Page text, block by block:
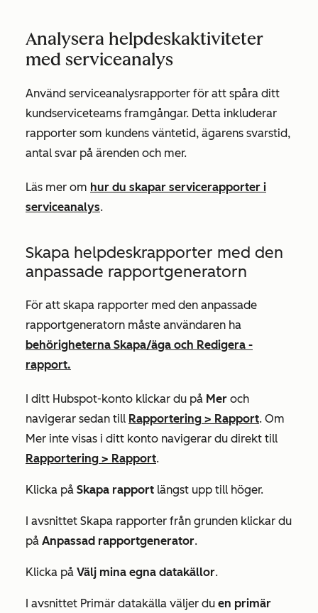
Analysera helpdeskaktiviteter
med serviceanalys
Använd serviceanalysrapporter för att spåra ditt
kundserviceteams framgångar. Detta inkluderar
rapporter som kundens väntetid, ägarens svarstid,
antal svar på ärenden och mer.
Läs mer om hur du skapar servicerapporter i
serviceanalys.
Skapa helpdeskrapporter med den
anpassade rapportgeneratorn
För att skapa rapporter med den anpassade
rapportgeneratorn måste användaren ha
behörigheterna Skapa/äga och Redigera -
rapport.
I ditt Hubspot-konto klickar du på Mer och
navigerar sedan till Rapportering > Rapport. Om
Mer inte visas i ditt konto navigerar du direkt till
Rapportering > Rapport.
Klicka på Skapa rapport längst upp till höger.
I avsnittet Skapa rapporter från grunden klickar du
på Anpassad rapportgenerator.
Klicka på Välj mina egna datakällor.
I avsnittet Primär datakälla väljer du en primär